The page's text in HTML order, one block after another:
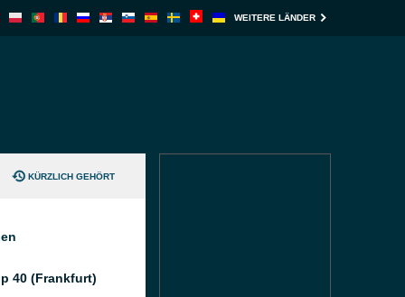
WEITERE LÄNDER
KÜRZLICH GEHÖRT
40 (Frankfurt)